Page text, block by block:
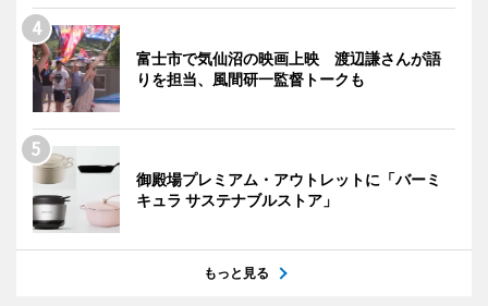
富士市で気仙沼の映画上映 渡辺謙さんが語
りを担当、風間研一監督トークも
御殿場プレミアム・アウトレットに「バーミ
キュラ サステナブルストア」
もっと見る